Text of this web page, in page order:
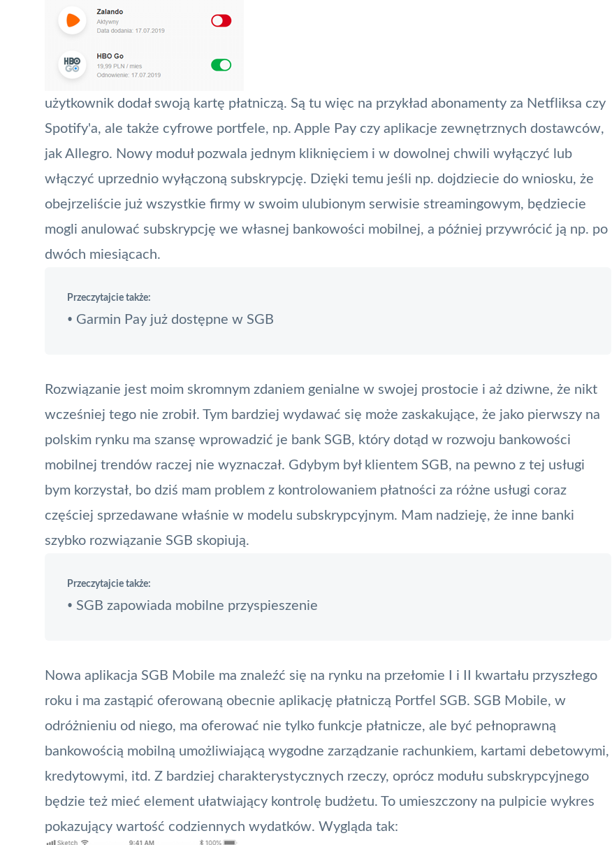
użytkownik dodał swoją kartę płatniczą. Są tu więc na przykład abonamenty za Netfliksa czy
Spotify'a, ale także cyfrowe portfele, np. Apple Pay czy aplikacje zewnętrznych dostawców,
jak Allegro. Nowy moduł pozwala jednym kliknięciem i w dowolnej chwili wyłączyć lub
włączyć uprzednio wyłączoną subskrypcję. Dzięki temu jeśli np. dojdziecie do wniosku, że
obejrzeliście już wszystkie firmy w swoim ulubionym serwisie streamingowym, będziecie
mogli anulować subskrypcję we własnej bankowości mobilnej, a później przywrócić ją np. po
dwóch miesiącach.
Przeczytajcie także:
• Garmin Pay już dostępne w SGB
Rozwiązanie jest moim skromnym zdaniem genialne w swojej prostocie i aż dziwne, że nikt
wcześniej tego nie zrobił. Tym bardziej wydawać się może zaskakujące, że jako pierwszy na
polskim rynku ma szansę wprowadzić je bank SGB, który dotąd w rozwoju bankowości
mobilnej trendów raczej nie wyznaczał. Gdybym był klientem SGB, na pewno z tej usługi
bym korzystał, bo dziś mam problem z kontrolowaniem płatności za różne usługi coraz
częściej sprzedawane właśnie w modelu subskrypcyjnym. Mam nadzieję, że inne banki
szybko rozwiązanie SGB skopiują.
Przeczytajcie także:
• SGB zapowiada mobilne przyspieszenie
Nowa aplikacja SGB Mobile ma znaleźć się na rynku na przełomie I i II kwartału przyszłego
roku i ma zastąpić oferowaną obecnie aplikację płatniczą Portfel SGB. SGB Mobile, w
odróżnieniu od niego, ma oferować nie tylko funkcje płatnicze, ale być pełnoprawną
bankowością mobilną umożliwiającą wygodne zarządzanie rachunkiem, kartami debetowymi,
kredytowymi, itd. Z bardziej charakterystycznych rzeczy, oprócz modułu subskrypcyjnego
będzie też mieć element ułatwiający kontrolę budżetu. To umieszczony na pulpicie wykres
pokazujący wartość codziennych wydatków. Wygląda tak: